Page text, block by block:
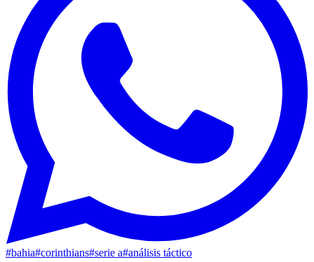
#bahia#corinthians#serie a#análisis táctico